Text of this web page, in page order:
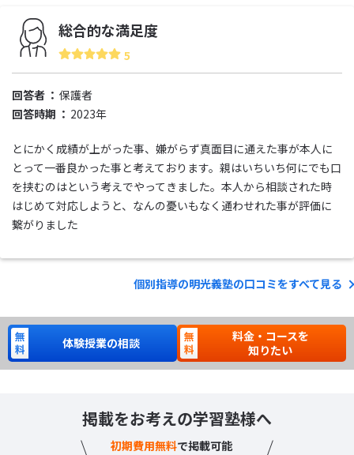
総合的な満足度
5
回答者
保護者
回答時期
2023年
とにかく成績が上がった事、嫌がらず真面目に通えた事が本人に
とって一番良かった事と考えております。親はいちいち何にでも口
を挟むのはという考えでやってきました。本人から相談された時
はじめて対応しようと、なんの憂いもなく通わせれた事が評価に
繋がりました
個別指導の明光義塾の口コミをすべて見る
体験授業の相談
料金・コースを
知りたい
掲載をお考えの学習塾様へ
初期費用無料で掲載可能